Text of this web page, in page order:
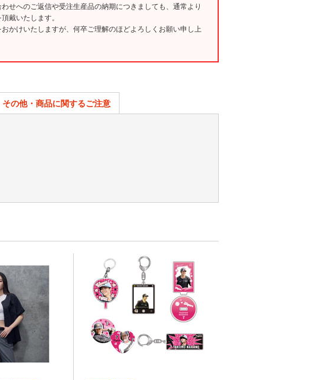
わせへのご返信や受注生産品の納期につきましても、通常より
戴いたします。
おかけいたしますが、何卒ご理解のほどよろしくお願い申し上
その他・商品に関するご注意